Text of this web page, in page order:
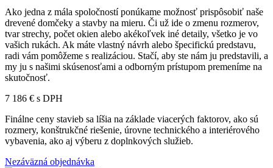
Ako jedna z mála spoločností ponúkame možnosť prispôsobiť naše
drevené domčeky a stavby na mieru. Či už ide o zmenu rozmerov,
tvar strechy, počet okien alebo akékoľvek iné detaily, všetko je vo
vašich rukách. Ak máte vlastný návrh alebo špecifickú predstavu,
radi vám pomôžeme s realizáciou. Stačí, aby ste nám ju predstavili, a
my ju s našimi skúsenosťami a odborným prístupom premeníme na
skutočnosť.
7 186 € s DPH
Finálne ceny stavieb sa líšia na základe viacerých faktorov, ako sú
rozmery, konštrukčné riešenie, úrovne technického a interiérového
vybavenia, ako aj výberu z doplnkových služieb.
Nezáväzná objednávka